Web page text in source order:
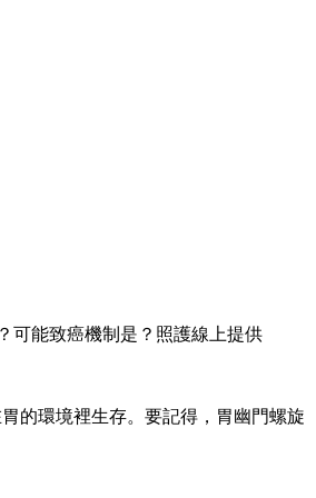
可能致癌機制是？照護線上提供
的環境裡生存。要記得，胃幽門螺旋